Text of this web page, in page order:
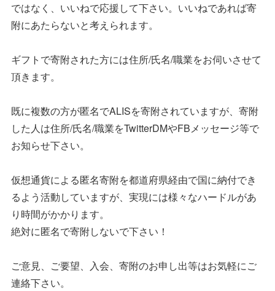
ではなく、いいねで応援して下さい。いいねであれば寄
附にあたらないと考えられます。
ギフトで寄附された方には住所/氏名/職業をお伺いさせて
頂きます。
既に複数の方が匿名でALISを寄附されていますが、寄附
した人は住所/氏名/職業をTwitterDMやFBメッセージ等で
お知らせ下さい。
仮想通貨による匿名寄附を都道府県経由で国に納付でき
るよう活動していますが、実現には様々なハードルがあ
り時間がかかります。
絶対に匿名で寄附しないで下さい！
ご意見、ご要望、入会、寄附のお申し出等はお気軽にご
連絡下さい。